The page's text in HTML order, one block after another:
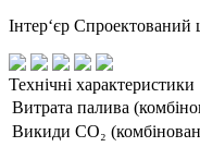
Інтер‘єр Спроектований
Технічні характеристики
Витрата палива
Викиди CO₂